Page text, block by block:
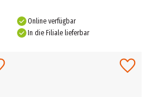
Online verfügbar
In die Filiale lieferbar